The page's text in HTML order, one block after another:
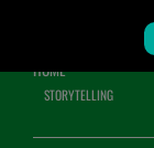
HOME
STORYTELLING